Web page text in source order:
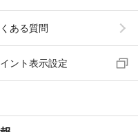
ある質問
ント表示設定